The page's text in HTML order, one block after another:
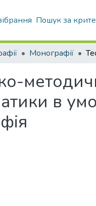
Пошук за
Монографії
в